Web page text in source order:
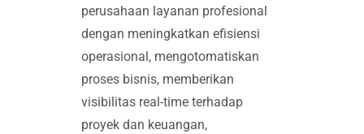
perusahaan layanan profesional
dengan meningkatkan efisiensi
operasional, mengotomatiskan
proses bisnis, memberikan
visibilitas real-time terhadap
proyek dan keuangan,